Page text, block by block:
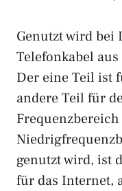
Genutzt wird bei
Telefonkabel
Der eine Teil ist
andere Teil für
genutzt wird, ist
für das Internet,